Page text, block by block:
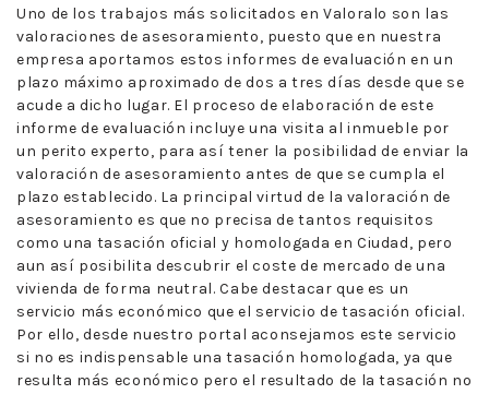
Uno de los trabajos más solicitados en Valoralo son las
valoraciones de asesoramiento, puesto que en nuestra
empresa aportamos estos informes de evaluación en un
plazo máximo aproximado de dos a tres días desde que se
acude a dicho lugar. El proceso de elaboración de este
informe de evaluación incluye una visita al inmueble por
un perito experto, para así tener la posibilidad de enviar la
valoración de asesoramiento antes de que se cumpla el
plazo establecido. La principal virtud de la valoración de
asesoramiento es que no precisa de tantos requisitos
como una tasación oficial y homologada en Ciudad, pero
aun así posibilita descubrir el coste de mercado de una
vivienda de forma neutral. Cabe destacar que es un
servicio más económico que el servicio de tasación oficial.
Por ello, desde nuestro portal aconsejamos este servicio
si no es indispensable una tasación homologada, ya que
resulta más económico pero el resultado de la tasación no